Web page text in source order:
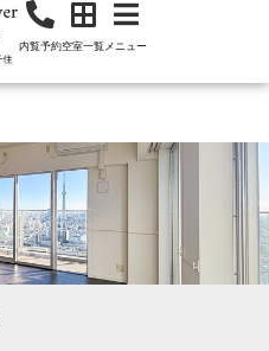
内覧予約空室一覧メニュー